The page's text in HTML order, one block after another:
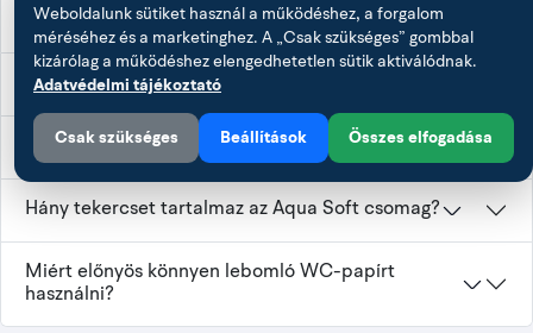
Aqua Soft
WC-papír
4 tekercs; könnyen lebomló
Hordozható és
tartályos hajós
WC-hez
Tisztítás és fogyóeszköz-pótlás
öntapadó tartót ne terheld, amíg a ragasztás nem rögzült,
később pedig ellenőrizd, hogy nedvesség hatására nem
kezdett-e leválni.
Mekkora az öntapadó WC-papírtartó mérete?
Hogyan rögzíthető a fehér WC-kefetartó?
Hány tekercset tartalmaz az Aqua Soft csomag?
Miért előnyös könnyen lebomló WC-papírt
használni?
Weboldalunk sütiket használ a működéshez, a forgalom
méréséhez és a marketinghez. A „Csak szükséges” gombbal
kizárólag a működéshez elengedhetetlen sütik aktiválódnak.
Adatvédelmi tájékoztató
Csak szükséges Beállítások Összes elfogadása